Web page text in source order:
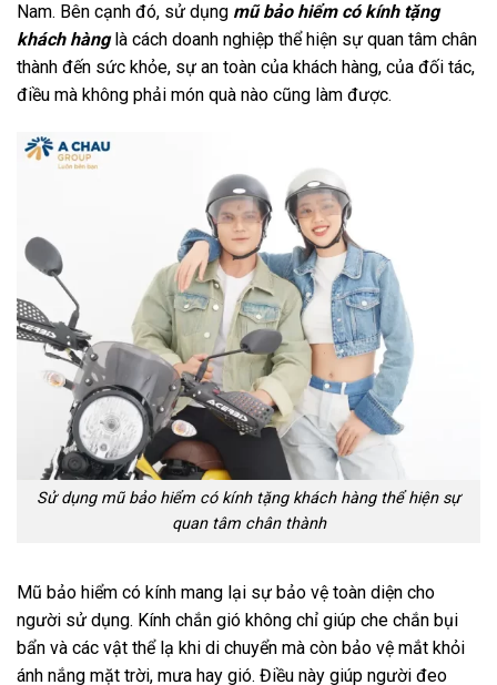
Nam. Bên cạnh đó, sử dụng mũ bảo hiểm có kính tặng
khách hànglà cách doanh nghiệp thể hiện sự quan tâm chân
thành đến sức khỏe, sự an toàn của khách hàng, của đối tác,
điều mà không phải món quà nào cũng làm được.
Sử dụng mũ bảo hiểm có kính tặng khách hàng thể hiện sự
quan tâm chân thành
Mũ bảo hiểm có kính mang lại sự bảo vệ toàn diện cho
người sử dụng. Kính chắn gió không chỉ giúp che chắn bụi
bẩn và các vật thể lạ khi di chuyển mà còn bảo vệ mắt khỏi
ánh nắng mặt trời, mưa hay gió. Điều này giúp người đeo